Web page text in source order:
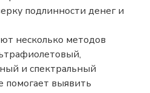
подлинности денег и
несколько методов
и спектральный
выявить